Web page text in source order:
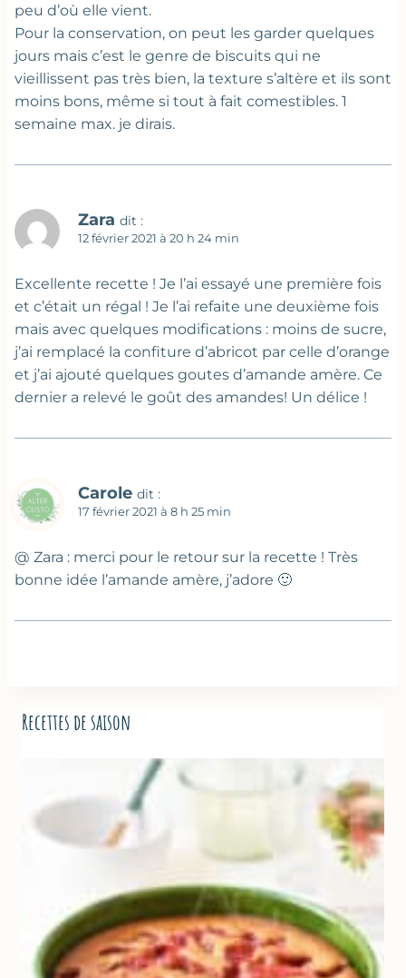
peu d’où elle vient.
Pour la conservation, on peut les garder quelques
jours mais c’est le genre de biscuits qui ne
vieillissent pas très bien, la texture s’altère et ils sont
moins bons, même si tout à fait comestibles. 1
semaine max. je dirais.
Zara dit :
12 février 2021 à 20 h 24 min
Excellente recette ! Je l’ai essayé une première fois
et c’était un régal ! Je l’ai refaite une deuxième fois
mais avec quelques modifications : moins de sucre,
j’ai remplacé la confiture d’abricot par celle d’orange
et j’ai ajouté quelques goutes d’amande amère. Ce
dernier a relevé le goût des amandes! Un délice !
Carole dit :
17 février 2021 à 8 h 25 min
@ Zara : merci pour le retour sur la recette ! Très
bonne idée l’amande amère, j’adore 🙂
Recettes de saison